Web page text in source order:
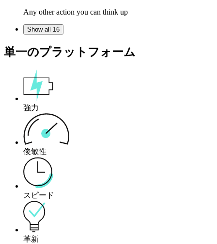
Any other action you can think up
Show all 16
単一のプラットフォーム
強力
俊敏性
スピード
革新